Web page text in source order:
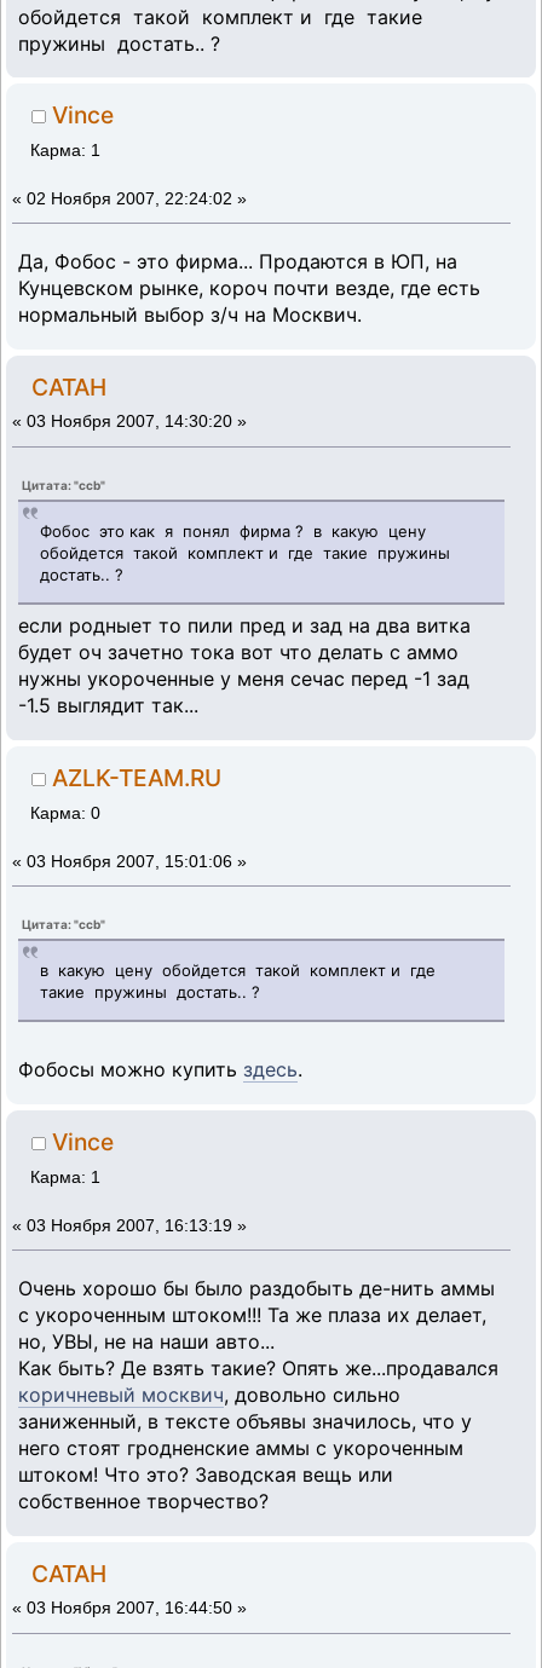
обойдется такой комплект и где такие
пружины достать.. ?
Vince
Карма: 1
« 02 Ноября 2007, 22:24:02 »
Да, Фобос - это фирма... Продаются в ЮП, на
Кунцевском рынке, короч почти везде, где есть
нормальный выбор з/ч на Москвич.
CATAH
« 03 Ноября 2007, 14:30:20 »
Цитата: "ccb"
Фобос это как я понял фирма ? в какую цену
обойдется такой комплект и где такие пружины
достать.. ?
если родныет то пили пред и зад на два витка
будет оч зачетно тока вот что делать с аммо
нужны укороченные у меня сечас перед -1 зад
-1.5 выглядит так...
AZLK-TEAM.RU
Карма: 0
« 03 Ноября 2007, 15:01:06 »
Цитата: "ccb"
в какую цену обойдется такой комплект и где
такие пружины достать.. ?
Фобосы можно купить здесь.
Vince
Карма: 1
« 03 Ноября 2007, 16:13:19 »
Очень хорошо бы было раздобыть де-нить аммы
с укороченным штоком!!! Та же плаза их делает,
но, УВЫ, не на наши авто...
Как быть? Де взять такие? Опять же...продавался
коричневый москвич, довольно сильно
заниженный, в тексте объявы значилось, что у
него стоят гродненские аммы с укороченным
штоком! Что это? Заводская вещь или
собственное творчество?
CATAH
« 03 Ноября 2007, 16:44:50 »